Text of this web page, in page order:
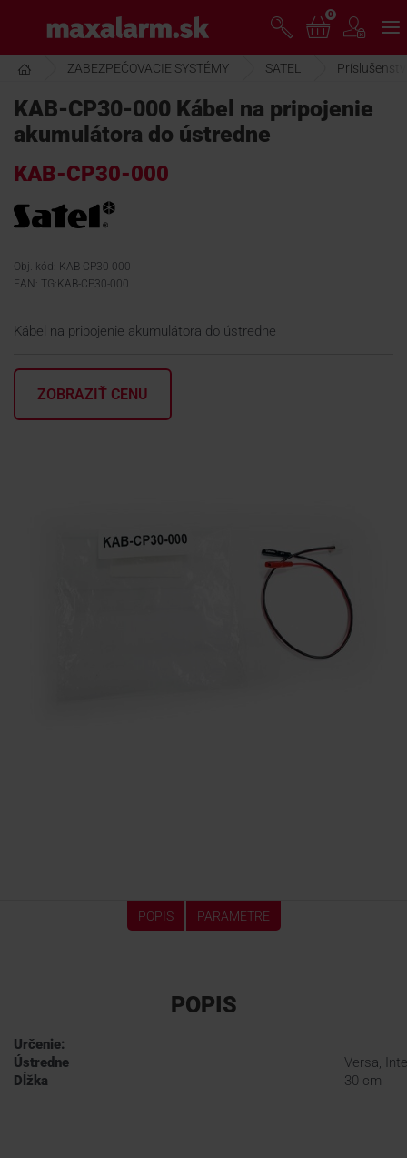
hlavnému
obsahu
www.maxalarm.sk
AKCIA MESIACA
PRODUKTY
SPOLOČNOSŤ
ŠKOLENIE
PODPORA
0
ZABEZPEČOVACIE SYSTÉMY SATEL
KAB-CP30-000 Kábel na pripojenie
akumulátora do ústredne
KAB-CP30-000
Obj. kód: KAB-CP30-000
EAN: TG:KAB-CP30-000
Kábel na pripojenie akumulátora do ústredne
ZOBRAZIŤ CENU
POPIS PARAMETRE
POPIS
Určenie:
Ústredne
Versa,
Dĺžka
30 cm